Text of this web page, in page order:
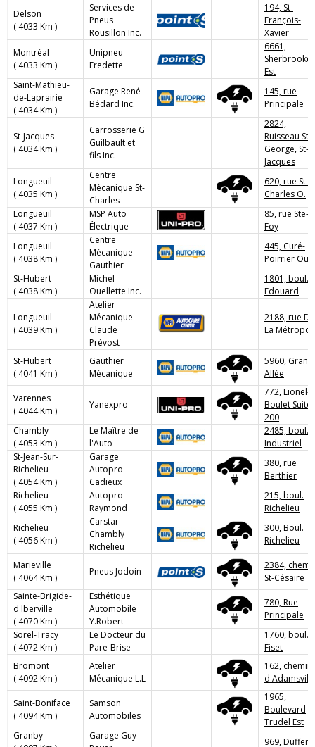
Delson
( 4033 Km )
Services de
Pneus
Rousillon Inc.
194, St-
François-
Xavier
Montréal
( 4033 Km )
Unipneu
Fredette
6661,
Sherbrooke
Est
Saint-Mathieu-
de-Laprairie
( 4034 Km )
Garage René
Bédard Inc.
145, rue
Principale
St-Jacques
( 4034 Km )
Carrosserie G
Guilbault et
fils Inc.
2824,
Ruisseau St-
George, St-
Jacques
Longueuil
( 4035 Km )
Centre
Mécanique St-
Charles
620, rue St-
Charles O.
Longueuil
( 4037 Km )
MSP Auto
Électrique
85, rue Ste-
Foy
Longueuil
( 4038 Km )
Centre
Mécanique
Gauthier
445, Curé-
Poirrier
St-Hubert
( 4038 Km )
Michel
Ouellette Inc.
1801, boul.
Edouard
Longueuil
( 4039 Km )
Atelier
Mécanique
Claude
Prévost
2188, rue De
La
St-Hubert
( 4041 Km )
Gauthier
Mécanique
5960,
Allée
Varennes
( 4044 Km )
Yanexpro
772, Lionel-
Boulet Suite
200
Chambly
( 4053 Km )
Le Maître de
l'Auto
2485, boul.
Industriel
St-Jean-Sur-
Richelieu
( 4054 Km )
Garage
Autopro
Cadieux
380, rue
Berthier
Richelieu
( 4055 Km )
Autopro
Raymond
215, boul.
Richelieu
Richelieu
( 4056 Km )
Carstar
Chambly
Richelieu
300, Boul.
Richelieu
Marieville
( 4064 Km )
Pneus Jodoin
2384,
St-Césaire
Sainte-Brigide-
d'Iberville
( 4070 Km )
Esthétique
Automobile
Y.Robert
780, Rue
Principale
Sorel-Tracy
( 4072 Km )
Le Docteur du
Pare-Brise
1760, boul.
Fiset
Bromont
( 4092 Km )
Atelier
Mécanique L.L
162, chemin
d'Adamsville
Saint-Boniface
( 4094 Km )
Samson
Automobiles
1965,
Boulevard
Trudel Est
Granby
Garage Guy
969, Dufferin